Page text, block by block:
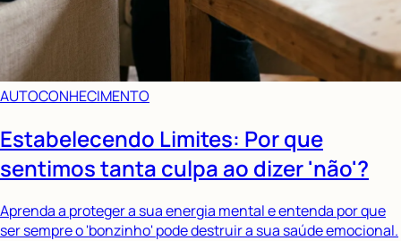
AUTOCONHECIMENTO
Estabelecendo Limites: Por que
sentimos tanta culpa ao dizer 'não'?
Aprenda a proteger a sua energia mental e entenda por que
ser sempre o 'bonzinho' pode destruir a sua saúde emocional.